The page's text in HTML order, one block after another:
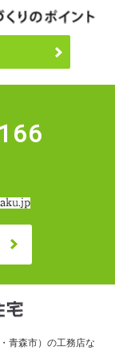
青森市）の工務店な